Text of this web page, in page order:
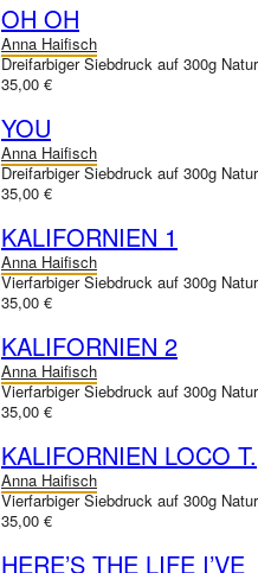
OH OH
Anna Haifisch
Dreifarbiger Siebdruck auf 300g
35,00 €
YOU
Anna Haifisch
Dreifarbiger Siebdruck auf 300g
35,00 €
KALIFORNIEN 1
Anna Haifisch
Vierfarbiger Siebdruck auf 300g
35,00 €
KALIFORNIEN 2
Anna Haifisch
Vierfarbiger Siebdruck auf 300g
35,00 €
KALIFORNIEN LOCO T.
Anna Haifisch
Vierfarbiger Siebdruck auf 300g
35,00 €
HERE’S THE LIFE I’VE